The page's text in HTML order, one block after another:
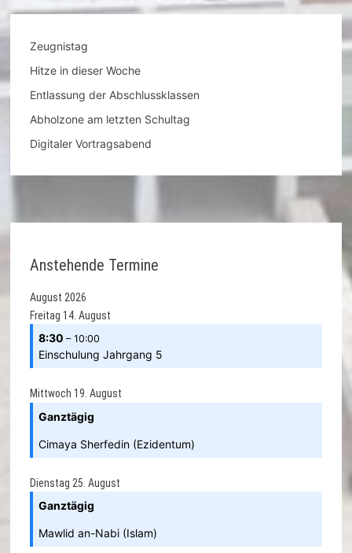
Zeugnistag
Hitze in dieser Woche
Entlassung der Abschlussklassen
Abholzone am letzten Schultag
Digitaler Vortragsabend
Anstehende Termine
August 2026
Freitag 14. August
8:30– 10:00
Einschulung Jahrgang 5
Mittwoch 19. August
Ganztägig
Cimaya Sherfedin (Ezidentum)
Dienstag 25. August
Ganztägig
Mawlid an-Nabi (Islam)